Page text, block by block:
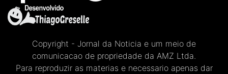
Copyright - Jornal da Noticia e um meio de
comunicacao de propriedade da AMZ Ltda.
Para reproduzir as materias e necessario apenas dar